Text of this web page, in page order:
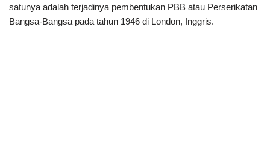
satunya adalah terjadinya pembentukan PBB atau Perserikatan
Bangsa-Bangsa pada tahun 1946 di London, Inggris.